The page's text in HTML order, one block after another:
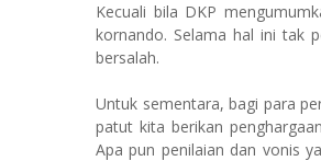
Kecuali bila DKP
kornando. Selama hal ini tak
bersalah.
Untuk sementara, bagi para
patut kita berikan
Apa pun penilaian dan vonis